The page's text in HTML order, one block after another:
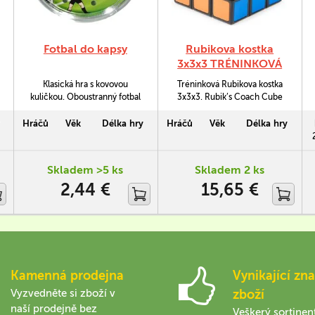
Fotbal do kapsy
Klasická hra s kovovou
kuličkou. Oboustranný fotbal
Hráčů Věk Délka hry
Skladem >5 ks
2,44 €
Rubikova kostka
3x3x3 TRÉNINKOVÁ
Tréninková Rubikova kostka
3x3x3. Rubik’s Coach Cube
postup, jak se naučit kostku
postupovat podle návodu a
videí, postupně budete
odstraňovat samolepky a řešit
Hráčů Věk Délka hry
Skladem 2 ks
15,65 €
Kamenná prodejna
Vyzvedněte si zboží v
naší prodejně bez
Vynikající
zboží
Veškerý